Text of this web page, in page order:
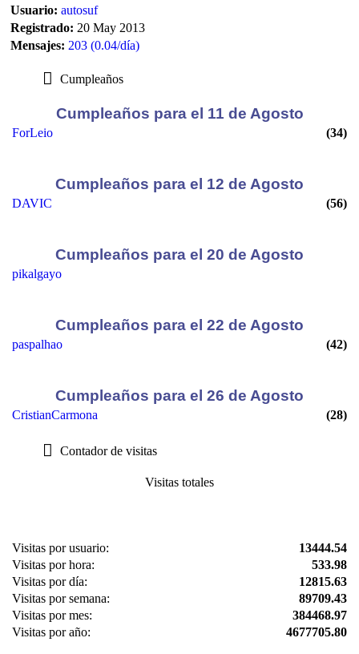
Usuario: autosuf
Registrado: 20 May 2013
Mensajes: 203 (0.04/día)
Cumpleaños
Cumpleaños para el 11 de Agosto
ForLeio (34)
Cumpleaños para el 12 de Agosto
DAVIC (56)
Cumpleaños para el 20 de Agosto
pikalgayo
Cumpleaños para el 22 de Agosto
paspalhao (42)
Cumpleaños para el 26 de Agosto
CristianCarmona (28)
Contador de visitas
Visitas totales
Visitas por usuario:
13444.54
Visitas por hora:
533.98
Visitas por día:
12815.63
Visitas por semana:
89709.43
Visitas por mes:
384468.97
Visitas por año:
4677705.80